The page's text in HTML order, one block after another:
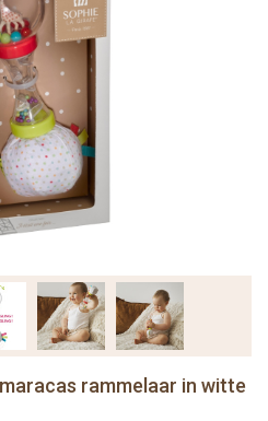
rammelaar in witte